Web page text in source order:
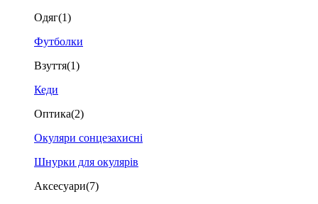
Одяг(1)
Футболки
Взуття(1)
Кеди
Оптика(2)
Окуляри сонцезахисні
Шнурки для окулярів
Аксесуари(7)